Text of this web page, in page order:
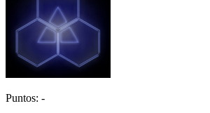
Puntos: -